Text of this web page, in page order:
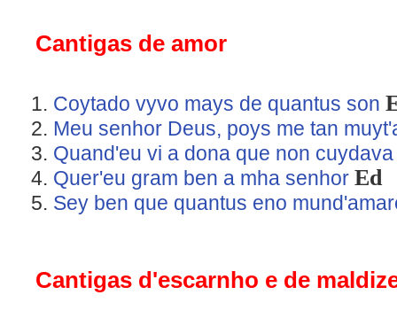
Cantigas de amor
Coytado vyvo mays de quantus son
Meu senhor Deus, poys me tan
Quand'eu vi a dona que non
Quer'eu gram ben a mha senhor Ed
Sey ben que quantus eno
Cantigas d'escarnho e de